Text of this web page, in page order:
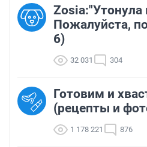
Zosia:"Утонула
Пожалуйста,
6)
32 031 304
Готовим и
(рецепты и
1 178 221 876